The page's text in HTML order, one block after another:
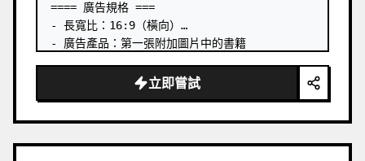
==== 廣告規格 ===
- 長寬比：16:9（橫向）
- 廣告產品：第一張附加圖片中的書籍
- 語言：日文
# 包含文字：
立即嘗試